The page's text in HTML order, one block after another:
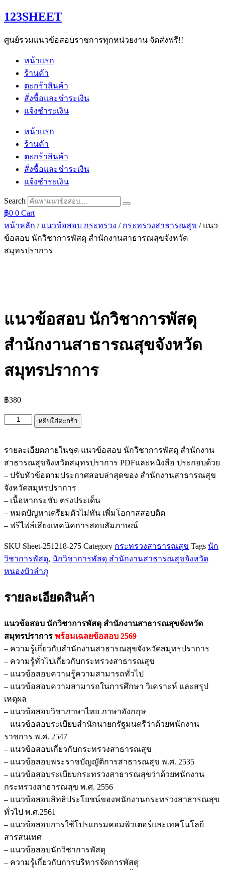
Skip
to
123SHEET
ศูนย์รวมแนวข้อสอบราชการทุกหน่วยงาน จัดส่งฟรี!!
หน้าแรก
ร้านค้า
ตะกร้าสินค้า
สั่งซื้อและชำระเงิน
แจ้งชำระเงิน
หน้าแรก
ร้านค้า
ตะกร้าสินค้า
สั่งซื้อและชำระเงิน
แจ้งชำระเงิน
Search
฿0 0 Cart
หน้าหลัก / แนวข้อสอบ กระทรวง / กระทรวงสาธารณสุข / แนว
ข้อสอบ นักวิชาการพัสดุ สำนักงานสาธารณสุขจังหวัด
สมุทรปราการ
แนวข้อสอบ นักวิชาการพัสดุ
สำนักงานสาธารณสุขจังหวัด
สมุทรปราการ
฿380
จำนวน
วิชาการ
พัสดุ
สำนักงาน
สาธารณสุข
จังหวัด
ชิ้น
หยิบใส่ตะกร้า
รายละเอียดภายในชุด แนวข้อสอบ นักวิชาการพัสดุ สำนักงาน
สาธารณสุขจังหวัดสมุทรปราการ PDFและหนังสือ ประกอบด้วย
– ปรับหัวข้อตามประกาศสอบล่าสุดของ สำนักงานสาธารณสุข
จังหวัดสมุทรปราการ
– เนื้อหากระชับ ตรงประเด็น
– หมดปัญหาเตรียมตัวไม่ทัน เพิ่มโอกาสสอบติด
– ฟรีไฟล์เสียงเทคนิคการสอบสัมภาษณ์
SKU Sheet-251218-275 Category กระทรวงสาธารณสุข Tags นัก
วิชาการพัสดุ, นักวิชาการพัสดุ สำนักงานสาธารณสุขจังหวัด
หนองบัวลำภู
รายละเอียดสินค้า
แนวข้อสอบ นักวิชาการพัสดุ สำนักงานสาธารณสุขจังหวัด
สมุทรปราการ พร้อมเฉลยข้อสอบ 2569
– ความรู้เกี่ยวกับสำนักงานสาธารณสุขจังหวัดสมุทรปราการ
– ความรู้ทั่วไปเกี่ยวกับกระทรวงสาธารณสุข
– แนวข้อสอบความรู้ความสามารถทั่วไป
– แนวข้อสอบความสามารถในการศึกษา วิเคราะห์ และสรุป
เหตุผล
– แนวข้อสอบวิชาภาษาไทย ภาษาอังกฤษ
– แนวข้อสอบระเบียบสำนักนายกรัฐมนตรีว่าด้วยพนักงาน
ราชการ พ.ศ. 2547
– แนวข้อสอบเกี่ยวกับกระทรวงสาธารณสุข
– แนวข้อสอบพระราชบัญญัติการสาธารณสุข พ.ศ. 2535
– แนวข้อสอบระเบียบกระทรวงสาธารณสุขว่าด้วยพนักงาน
กระทรวงสาธารณสุข พ.ศ. 2556
– แนวข้อสอบสิทธิประโยชน์ของพนักงานกระทรวงสาธารณสุข
ทั่วไป พ.ศ.2561
– แนวข้อสอบการใช้โปรแกรมคอมพิวเตอร์และเทคโนโลยี
สารสนเทศ
– แนวข้อสอบนักวิชาการพัสดุ
– ความรู้เกี่ยวกับการบริหารจัดการพัสดุ